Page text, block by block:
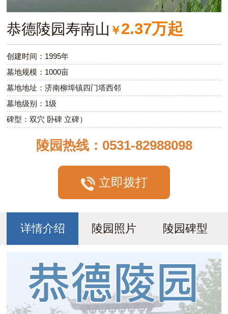
恭德陵园寿南山 ￥2.37万起
创建时间：1995年
墓地规模：1000亩
墓地地址：济南柳埠镇四门塔西邻
墓地级别：1级
碑型：双穴 卧碑 立碑）
陵园热线：0531-82988098
立即拨打
详情介绍 陵园照片 陵园碑型